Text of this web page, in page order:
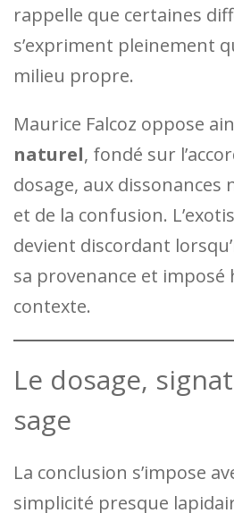
rappelle que certaines
s’expriment pleinement
milieu propre.
Maurice Falcoz oppose
naturel, fondé sur
dosage, aux dissonances
et de la confusion.
devient discordant
sa provenance et imposé
contexte.
Le dosage,
sage
La conclusion s’impose
simplicité presque